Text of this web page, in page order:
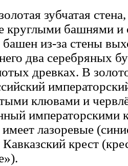
зубчатая
круглыми башнями
из-за стены
два серебряных
древках. В
клювами и
императорскими
лазоревые
крест